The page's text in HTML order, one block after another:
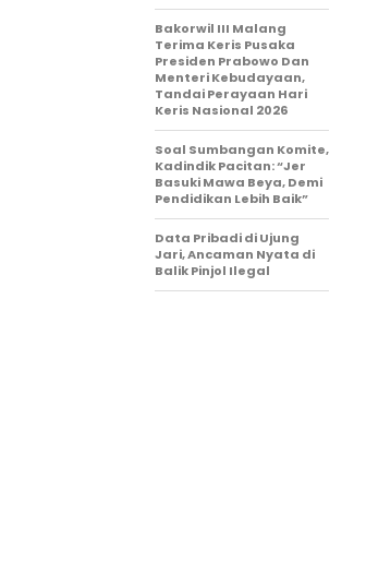
Bakorwil III Malang
Terima Keris Pusaka
Presiden Prabowo Dan
Menteri Kebudayaan,
Tandai Perayaan Hari
Keris Nasional 2026
Soal Sumbangan Komite,
Kadindik Pacitan: “Jer
Basuki Mawa Beya, Demi
Pendidikan Lebih Baik”
Data Pribadi di Ujung
Jari, Ancaman Nyata di
Balik Pinjol Ilegal